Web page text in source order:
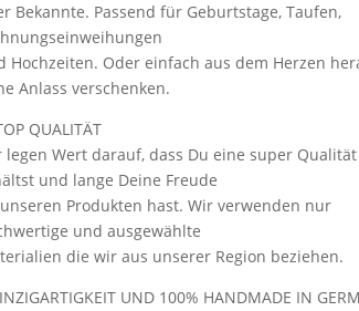
Bekannte. Passend für Geburtstage, Taufen,
Hochzeiten. Oder einfach aus dem Herzen
Anlass verschenken.
QUALITÄT
legen Wert darauf, dass Du eine super Qualität
und lange Deine Freude
Produkten hast. Wir verwenden nur
und ausgewählte
die wir aus unserer Region beziehen.
UND 100% HANDMADE IN